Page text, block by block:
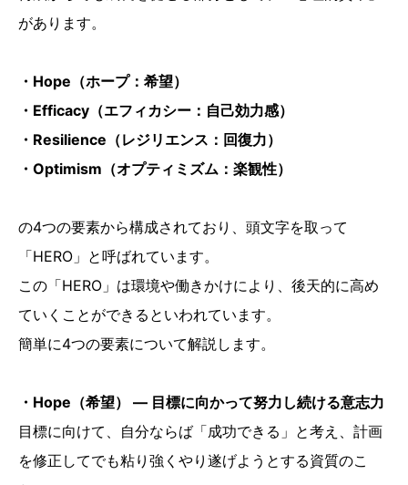
があります。
・Hope（ホープ：希望）
・Efficacy（エフィカシー：自己効力感）
・Resilience（レジリエンス：回復力）
・Optimism（オプティミズム：楽観性）
の4つの要素から構成されており、頭文字を取って
「HERO」と呼ばれています。
この「HERO」は環境や働きかけにより、後天的に高め
ていくことができるといわれています。
簡単に4つの要素について解説します。
・Hope（希望） ― 目標に向かって努力し続ける意志力
目標に向けて、自分ならば「成功できる」と考え、計画
を修正してでも粘り強くやり遂げようとする資質のこ